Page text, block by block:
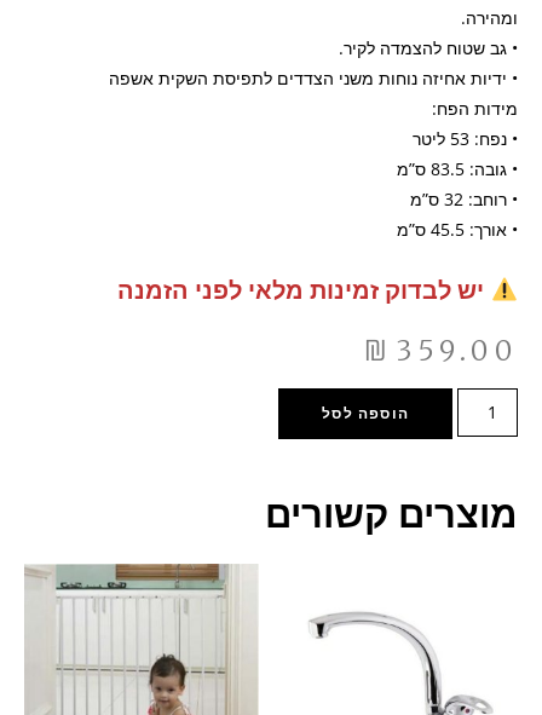
ומהירה.
• גב שטוח להצמדה לקיר.
• ידיות אחיזה נוחות משני הצדדים לתפיסת השקית אשפה
מידות הפח:
• נפח: 53 ליטר
• גובה: 83.5 ס”מ
• רוחב: 32 ס”מ
• אורך: 45.5 ס”מ
יש לבדוק זמינות מלאי לפני הזמנה
₪ 359.00
הוספה לסל
מוצרים קשורים